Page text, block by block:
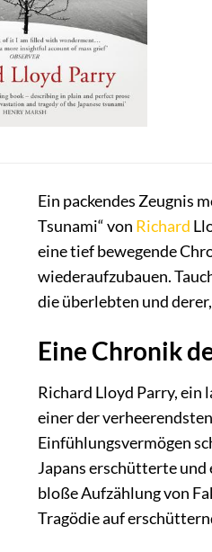
Ein packendes Zeugnis
Tsunami“ von Richard
eine tief bewegende
wiederaufzubauen.
die überlebten und
Eine Chronik
Richard Lloyd Parry,
einer der
Einfühlungsvermögen
Japans erschütterte und
bloße Aufzählung von
Tragödie auf